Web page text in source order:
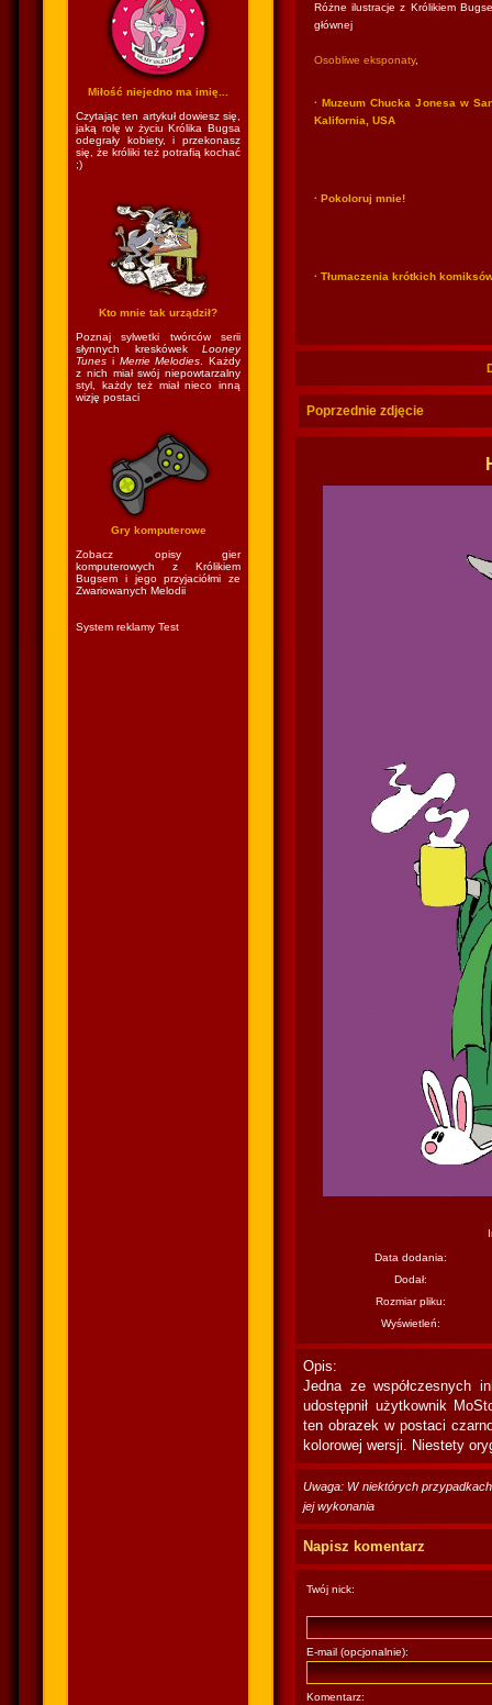
Miłość niejedno ma imię...
Czytając ten artykuł dowiesz się,
jaką rolę w życiu Królika Bugsa
odegrały kobiety, i przekonasz
się, że króliki też potrafią kochać
;)
Kto mnie tak urządził?
Poznaj sylwetki twórców serii
słynnych kreskówek Looney
Tunes i Merrie Melodies . Każdy
z nich miał swój niepowtarzalny
styl, każdy też miał nieco inną
wizję postaci
Gry komputerowe
Zobacz opisy gier
komputerowych z Królikiem
Bugsem i jego przyjaciółmi ze
Zwariowanych Melodii
System reklamy Test
Różne ilustracje z Królikiem
głównej
Osobliwe eksponaty,
· Muzeum Chucka Jonesa w
Kalifornia, USA
· Pokoloruj mnie!
· Tłumaczenia krótkich
Poprzednie zdjęcie
Data dodania:
Dodał:
Rozmiar pliku:
Wyświetleń:
Opis:
Jedna ze współczesnych
udostępnił użytkownik
ten obrazek w postaci
kolorowej wersji. Niestety
Uwaga: W niektórych
jej wykonania
Napisz komentarz
Twój nick:
E-mail (opcjonalnie):
Komentarz: